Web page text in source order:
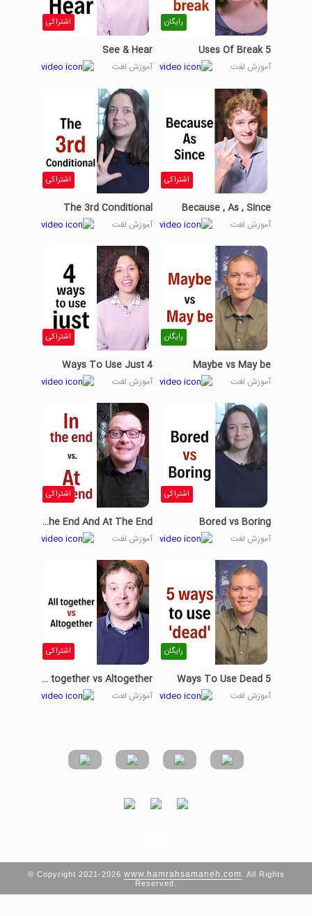
رایگان
5 Uses Of Break
آموزش لغت
اشتراکی
See & Hear
آموزش لغت
اشتراکی
Because , As , Since
آموزش لغت
اشتراکی
The 3rd Conditional
آموزش لغت
رایگان
Maybe vs May be
آموزش لغت
اشتراکی
4 Ways To Use Just
آموزش لغت
اشتراکی
Bored vs Boring
آموزش لغت
اشتراکی
In The End And At The End
آموزش لغت
رایگان
5 Ways To Use Dead
آموزش لغت
اشتراکی
All together vs Altogether
آموزش لغت
© Copyright 2021-2026 www.hamrahsamaneh.com
. All Rights
Reserved.